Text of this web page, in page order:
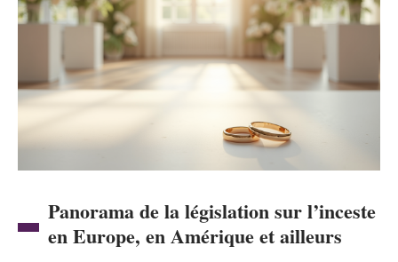
Panorama de la législation sur l’inceste
en Europe, en Amérique et ailleurs